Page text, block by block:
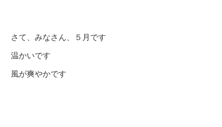
さて、みなさん、５月です
温かいです
風が爽やかです